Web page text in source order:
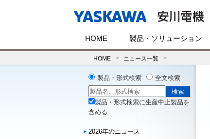
HOME 製品・ソリューション
HOME ニュース一覧
製品・形式検索 全文検索
製品・形式検索に生産中止製品を
含める
2026年のニュース